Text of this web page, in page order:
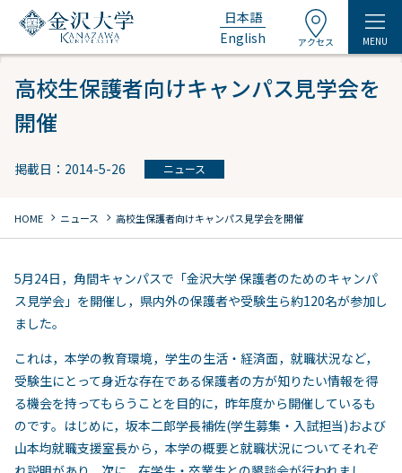
日本語
English
アクセス MENU
高校生保護者向けキャンパス見学会を
開催
掲載日：2014-5-26 ニュース
HOME chevron_right ニュース chevron_right 高校生保護者向けキャンパス見学会を開催
5月24日，角間キャンパスで「金沢大学 保護者のためのキャンパ
ス見学会」を開催し，県内外の保護者や受験生ら約120名が参加し
ました。
これは，本学の教育環境，学生の生活・経済面，就職状況など，
受験生にとって身近な存在である保護者の方が知りたい情報を得
る機会を持ってもらうことを目的に，昨年度から開催しているも
のです。はじめに，坂本二郎学長補佐(学生募集・入試担当)および
山本均就職支援室長から，本学の概要と就職状況についてそれぞ